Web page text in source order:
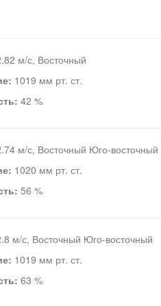
м/с, Восточный
1019 мм рт. ст.
42 %
м/с, Восточный Юго-восточный
1020 мм рт. ст.
56 %
м/с, Восточный Юго-восточный
1019 мм рт. ст.
63 %